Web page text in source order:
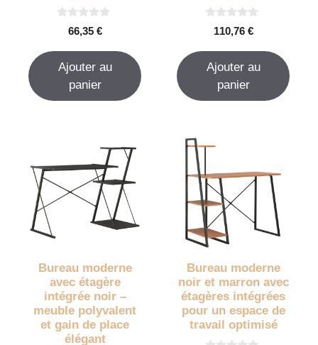
5
66,35 €
Ajouter au
panier
s
5
110,76 €
Ajouter au
panier
Bureau moderne
avec étagère
intégrée noir –
meuble polyvalent
et gain de place
élégant
Bureau moderne
noir et marron avec
étagères intégrées
pour un espace de
travail optimisé